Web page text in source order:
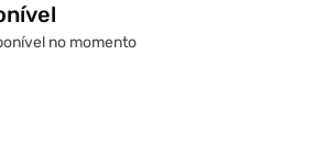
no momento